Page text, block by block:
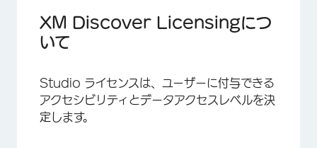
XM Discoverライセンスの種類
ライセンスタイプ別のスタジオ権限
デフォルトのライセンス権限の設定
XM Discover Licensingにつ
いて
Studio ライセンスは、ユーザーに付与できる
アクセシビリティとデータアクセスレベルを決
定します。